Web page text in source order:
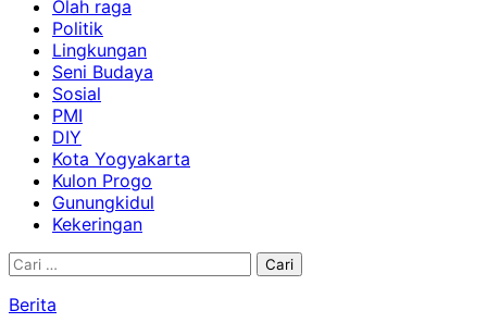
Olah raga
Politik
Lingkungan
Seni Budaya
Sosial
PMI
DIY
Kota Yogyakarta
Kulon Progo
Gunungkidul
Kekeringan
Cari
Berita